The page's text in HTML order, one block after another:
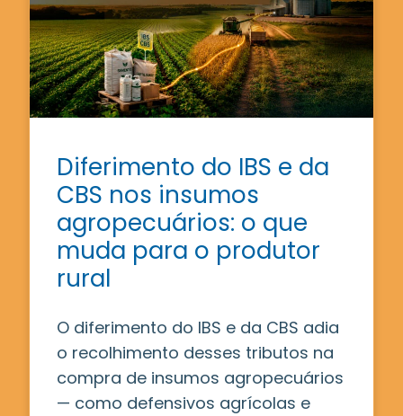
Diferimento do IBS e da
CBS nos insumos
agropecuários: o que
muda para o produtor
rural
O diferimento do IBS e da CBS adia
o recolhimento desses tributos na
compra de insumos agropecuários
— como defensivos agrícolas e